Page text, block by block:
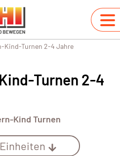
Kind-Turnen 2-4 Jahre
Turnen 2-4
Kind Turnen